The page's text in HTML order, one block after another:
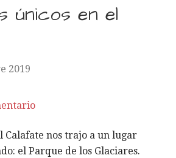
únicos en el
2019
Calafate nos trajo a un lugar
el Parque de los Glaciares.